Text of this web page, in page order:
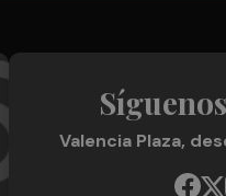
Valencia Plaza,